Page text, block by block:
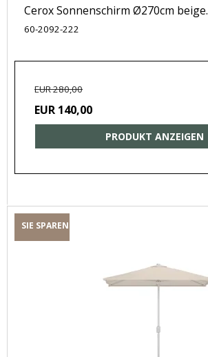
Cerox Sonnenschirm Ø270cm beige.
60-2092-222
EUR 280,00
EUR 140,00
PRODUKT ANZEIGEN
SIE SPAREN